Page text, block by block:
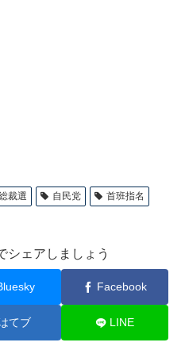
裁選 自民党
首班指名
シェアしましょう
Facebook
てブ LINE